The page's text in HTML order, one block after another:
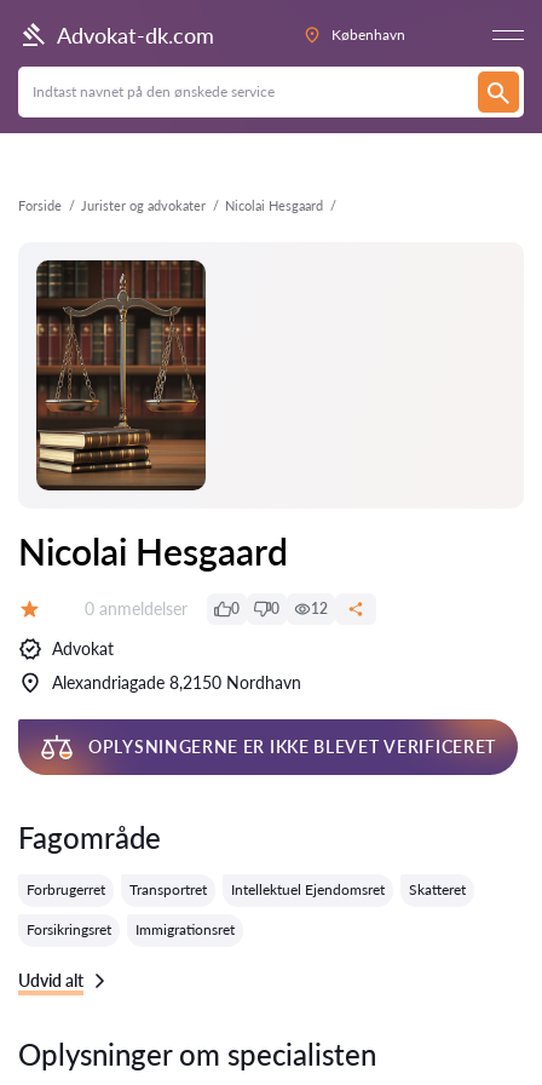
Advokat-dk.com København
Forside Jurister og advokater Nicolai Hesgaard
Tilbage
Nicolai Hesgaard
Anmeldelser:
0 anmeldelser 0 0 12
Advokat
Alexandriagade 8,2150 Nordhavn
OPLYSNINGERNE ER IKKE BLEVET VERIFICERET
Fagområde
Forbrugerret Transportret Intellektuel Ejendomsret Skatteret
Forsikringsret Immigrationsret
Udvid alt
Oplysninger om specialisten